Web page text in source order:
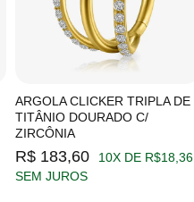
ARGOLA CLICKER TRIPLA DE
TITÂNIO DOURADO C/
ZIRCÔNIA
R$ 183,60
10X DE R$18,36
SEM JUROS